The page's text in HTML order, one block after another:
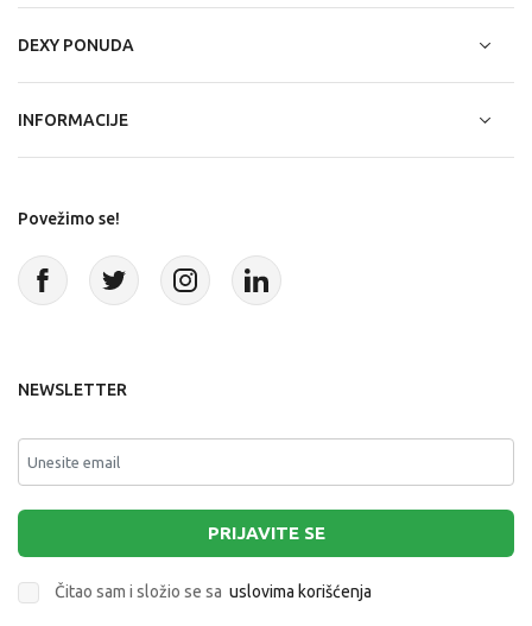
DEXY PONUDA
INFORMACIJE
Povežimo se!
NEWSLETTER
PRIJAVITE SE
Čitao sam i složio se sa uslovima korišćenja